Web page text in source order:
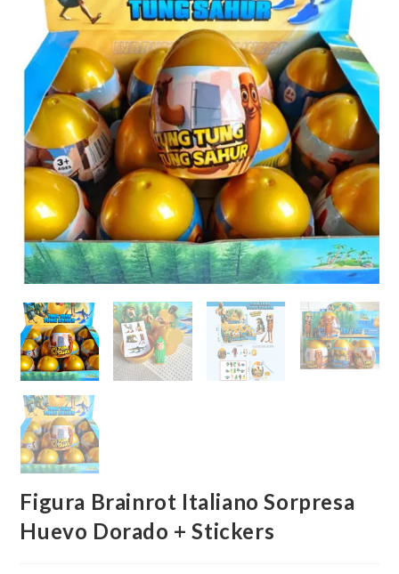
Figura Brainrot Italiano Sorpresa
Huevo Dorado + Stickers